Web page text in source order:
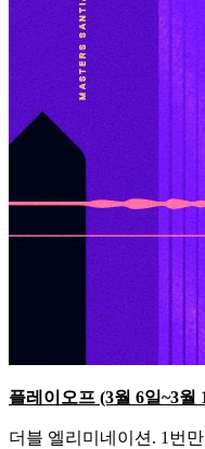
플레이오프 (3월 6일~3월
더블 엘리미네이션. 1번